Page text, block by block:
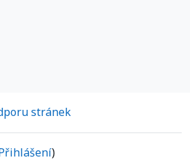
stránek
)